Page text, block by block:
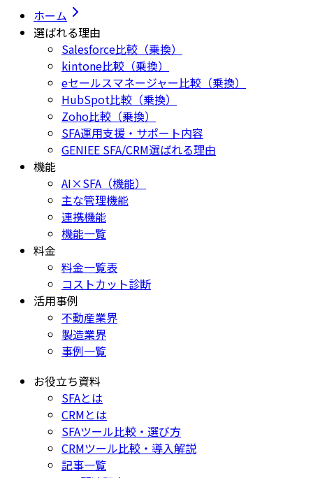
ホーム
選ばれる理由
Salesforce比較（乗換）
kintone比較（乗換）
eセールスマネージャー比較（乗換）
HubSpot比較（乗換）
Zoho比較（乗換）
SFA運用支援・サポート内容
GENIEE SFA/CRM選ばれる理由
機能
AI×SFA（機能）
主な管理機能
連携機能
機能一覧
料金
料金一覧表
コストカット診断
活用事例
不動産業界
製造業界
事例一覧
お役立ち資料
SFAとは
CRMとは
SFAツール比較・選び方
CRMツール比較・導入解説
記事一覧